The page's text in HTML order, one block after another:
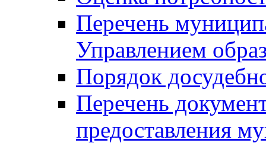
Перечень
Управлением
Порядок
Перечень
предоставления